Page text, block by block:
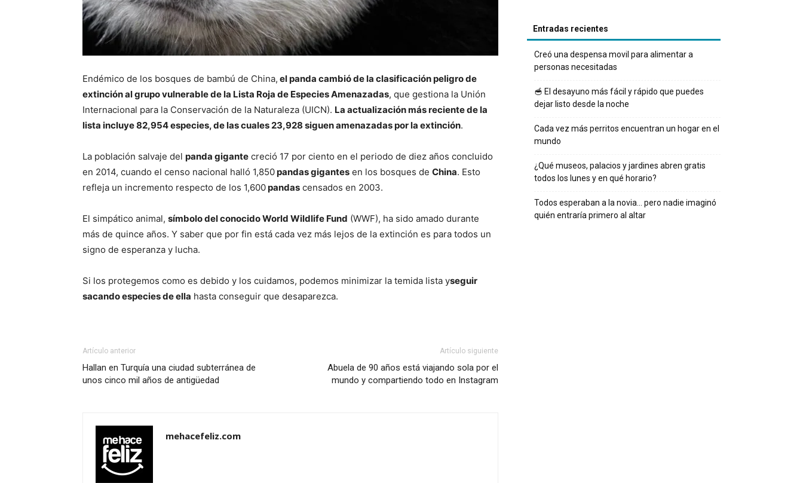
Endémico de los bosques de bambú de China, el panda cambió de la clasificación peligro de
extinción al grupo vulnerable de la Lista Roja de Especies Amenazadas, que gestiona la Unión
Internacional para la Conservación de la Naturaleza (UICN). La actualización más reciente de la
lista incluye 82,954 especies, de las cuales 23,928 siguen amenazadas por la extinción.
La población salvaje del panda gigante creció 17 por ciento en el periodo de diez años concluido
en 2014, cuando el censo nacional halló 1,850pandas gigantes en los bosques de China. Esto
refleja un incremento respecto de los 1,600pandas censados en 2003.
El simpático animal, símbolo del conocido World Wildlife Fund (WWF), ha sido amado durante
más de quince años. Y saber que por fin está cada vez más lejos de la extinción es para todos un
signo de esperanza y lucha.
Si los protegemos como es debido y los cuidamos, podemos minimizar la temida lista yseguir
sacando especies de ella hasta conseguir que desaparezca.
Artículo anterior
Hallan en Turquía una ciudad subterránea de
unos cinco mil años de antigüedad
Artículo siguiente
Abuela de 90 años está viajando sola por el
mundo y compartiendo todo en Instagram
mehacefeliz.com
Entradas recientes
Creó una despensa movil para alimentar a
personas necesitadas
🥣 El desayuno más fácil y rápido que puedes
dejar listo desde la noche
Cada vez más perritos encuentran un hogar en el
mundo
¿Qué museos, palacios y jardines abren gratis
todos los lunes y en qué horario?
Todos esperaban a la novia… pero nadie imaginó
quién entraría primero al altar